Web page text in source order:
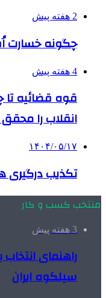
2 هفته پیش
چگونه خسارت
4 هفته پیش
قوه قضائیه تا
انقلاب را
۱۴۰۴/۰۵/۱۷
تکذیب درگیری
منتخب کسب و کار
3 هفته پیش
راهنمای انتخاب
سیلکوه ایران